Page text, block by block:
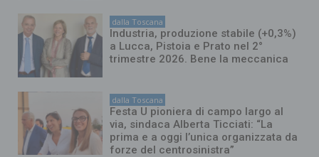
dalla Toscana
Industria, produzione stabile (+0,3%)
a Lucca, Pistoia e Prato nel 2°
trimestre 2026. Bene la meccanica
dalla Toscana
Festa U pioniera di campo largo al
via, sindaca Alberta Ticciati: “La
prima e a oggi l’unica organizzata da
forze del centrosinistra”